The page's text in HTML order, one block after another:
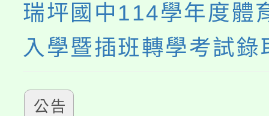
瑞坪國中114學年度體
入學暨插班轉學考試錄
公告